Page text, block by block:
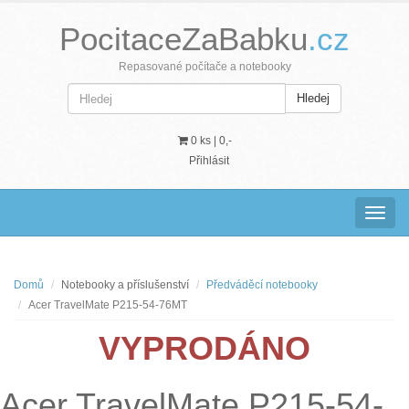
PocitaceZaBabku.cz
Repasované počítače a notebooky
Hledej
0 ks | 0,-
Přihlásit
Domů Notebooky a příslušenství
Předváděcí notebooky
Acer TravelMate P215-54-76MT
VYPRODÁNO